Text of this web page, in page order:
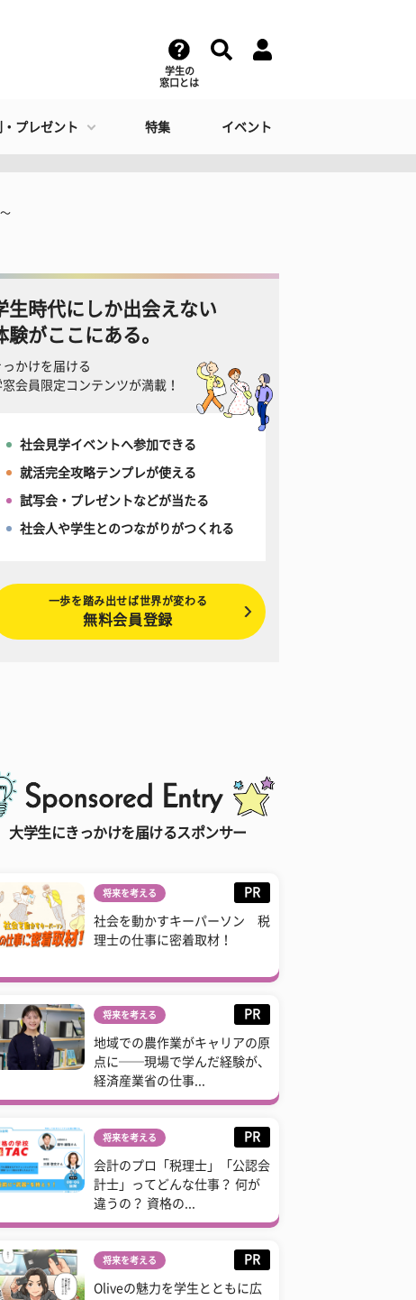
学生の
窓口とは
・プレゼント 特集 イベント
生時代にしか出会えない
験がここにある。
っかけを届ける
窓会員限定コンテンツが満載！
社会見学イベントへ参加できる
就活完全攻略テンプレが使える
試写会・プレゼントなどが当たる
社会人や学生とのつながりがつくれる
一歩を踏み出せば世界が変わる
無料会員登録
大学生にきっかけを届けるスポンサー
将来を考える PR
社会を動かすキーパーソン 税
理士の仕事に密着取材！
将来を考える PR
地域での農作業がキャリアの原
点に──現場で学んだ経験が、
経済産業省の仕事...
将来を考える PR
会計のプロ「税理士」「公認会
計士」ってどんな仕事？ 何が
違うの？ 資格の...
将来を考える PR
Oliveの魅力を学生とともに広